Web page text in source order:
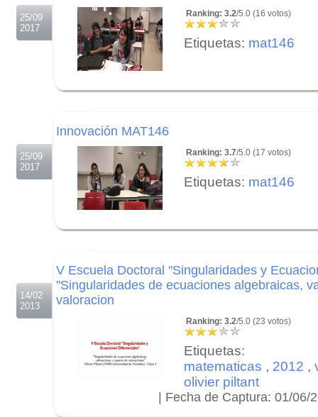
25/09
2017
Ranking: 3.2/5.0 (16 votos)
Etiquetas: mat146
25/09
2017
Innovación MAT146
Ranking: 3.7/5.0 (17 votos)
Etiquetas: mat146
14/02
2013
V Escuela Doctoral "Singularidades y
"Singularidades de ecuaciones algebraicas,
valoracion
Ranking: 3.2/5.0 (23 votos)
Etiquetas:
matematicas , 2012 ,
olivier piltant
| Fecha de Captura: 01/06/